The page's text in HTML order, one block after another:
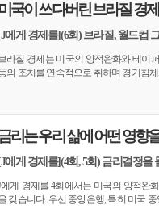
국이 쓰다버린 브라질 경제
에게 경제를](6회) 브라질, 월드컵
라질 경제는 미국의 양적완화와 테이
의 조치를 연속적으로 취하며 경기침체
리는 우리 삶에 어떤 영향
에게 경제를](4회, 5회) 금리결정을
에게 경제를 4회에서는 미국의 양적완
갖습니다. 우선 중앙은행, 특히 미국 중